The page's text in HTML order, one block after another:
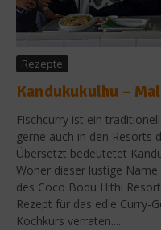
Rezepte
Kandukukulhu –
Fischcurry ist ein
gerne auch in den Resorts
Übersetzt bedeutetet
Woher dieser lustige
des Coco Bodu Hithi
Rezept für das edle Curry-
Kochkurs verraten....